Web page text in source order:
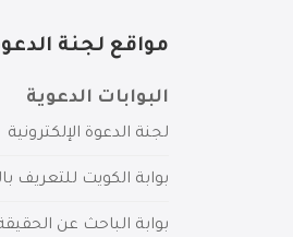
مواقع لجنة
البوابات الدعوية
لجنة الدعوة الإلكترونية
بوابة الكويت للتعريف
بوابة الباحث عن